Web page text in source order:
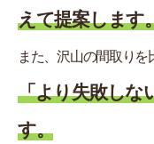
えて提案します
また、沢山の間取りを
「より失敗しな
す。